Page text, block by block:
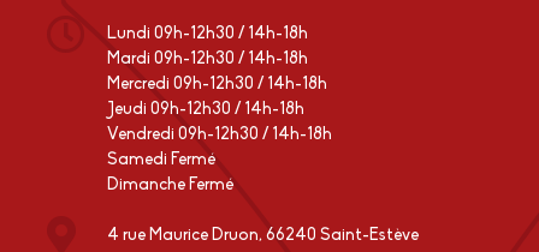
Lundi 09h-12h30 / 14h-18h
Mardi 09h-12h30 / 14h-18h
Mercredi 09h-12h30 / 14h-18h
Jeudi 09h-12h30 / 14h-18h
Vendredi 09h-12h30 / 14h-18h
Samedi Fermé
Dimanche Fermé
4 rue Maurice Druon, 66240 Saint-Estève